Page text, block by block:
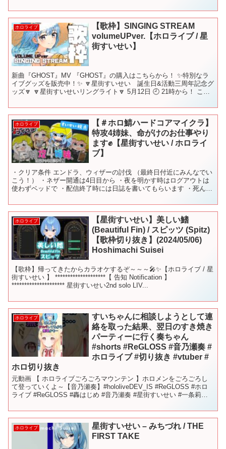
ホロライブ
【歌枠】SINGING STREAM
volumeUPver.【ホロライブ / 星
街すいせい】
新曲『GHOST』MV 『GHOST』の購入はこちらから！ ✨特別なラ
イブグッズを販売中！✨ 🔽星街すいせい 誕生日&活動三周年記念グ
ッズ🔽 🔽星街すいせいリングライト🔽 5月12日 🕘 21時から！ この
ホロライブ
【＃ホロ鯖ハードコアマイクラ】
特攻4姉妹、命がけのお仕事やり
ます✊【星街すいせい / ホロライ
ブ】
・クリア条件 エンドラ、ウィザーの討伐 （最終日付近にみんなでい
こう！） ・ネザー開通は4日目から ・夜を明かす時はログアウトは
使わずベッドで ・配信終了時には日誌を書いてもらいます ・死んで
ホロライブ
【星街すいせい】美しい鰭
(Beautiful Fin) / スピッツ (Spitz)
【歌枠切り抜き】(2024/05/06)
Hoshimachi Suisei
【歌枠】帰ってきたからカラオケするぞ～～～🎤✨【ホロライブ / 星
街すいせい 】 ********************【 告知 Notification 】
********************* 星街すいせい2nd solo LIV...
ホロライブ
すいちゃんに相談しようとして連
絡を取った結果、翌日のすき焼き
パーティーに行く奏ちゃん
#shorts #ReGLOSS #音乃瀬奏 #
ホロライブ #切り抜き #vtuber #
ホロ切り抜き
元動画 【 ホロライブごろごろマウンテン 】ホロメンをごろごろし
て登っていくよ～【音乃瀬奏】#hololiveDEV_IS #ReGLOSS #ホロ
ライブ #ReGLOSS #轟はじめ #音乃瀬奏 #星街すいせい #一条莉々
ホロライブ
星街すいせい – みちづれ / THE
FIRST TAKE